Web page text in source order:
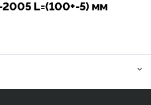
L=(100+-5) мм